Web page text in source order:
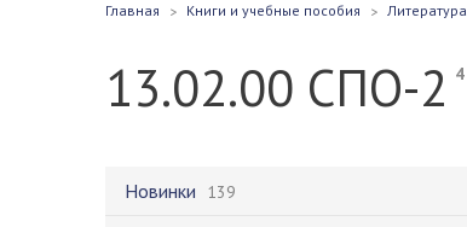
Главная Книги и учебные пособия Литература
13.02.00 СПО-24
Новинки 139